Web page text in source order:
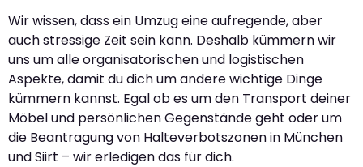
Wir wissen, dass ein Umzug eine aufregende, aber
auch stressige Zeit sein kann. Deshalb kümmern wir
uns um alle organisatorischen und logistischen
Aspekte, damit du dich um andere wichtige Dinge
kümmern kannst. Egal ob es um den Transport deiner
Möbel und persönlichen Gegenstände geht oder um
die Beantragung von Halteverbotszonen in München
und Siirt – wir erledigen das für dich.